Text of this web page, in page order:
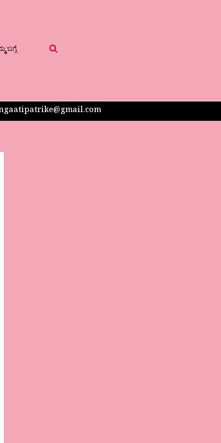
ಬಗ್ಗೆ